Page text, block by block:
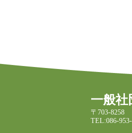
一般社
〒703-8258
TEL:086-